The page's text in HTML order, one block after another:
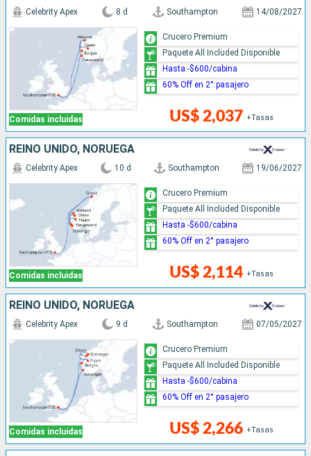
Comidas incluidas
Celebrity Apex 8 d Southampton 14/08/2027
US$ 2,037 +Tasas
Crucero Premium
Paquete All Included Disponible
Hasta -$600/cabina
60% Off en 2° pasajero
REINO UNIDO, NORUEGA
Comidas incluidas
Celebrity Apex 10 d Southampton 19/06/2027
US$ 2,114 +Tasas
Crucero Premium
Paquete All Included Disponible
Hasta -$600/cabina
60% Off en 2° pasajero
REINO UNIDO, NORUEGA
Comidas incluidas
Celebrity Apex 9 d Southampton 07/05/2027
US$ 2,266 +Tasas
Crucero Premium
Paquete All Included Disponible
Hasta -$600/cabina
60% Off en 2° pasajero